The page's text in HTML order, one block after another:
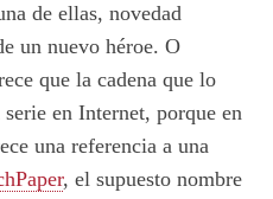
de ellas, novedad
un nuevo héroe. O
que la cadena que lo
en Internet, porque en
una referencia a una
, el supuesto nombre